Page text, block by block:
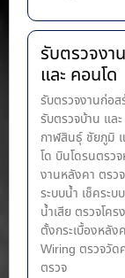
รับตรวจงา
และ คอนโด
รับตรวจงานก่อส
รับตรวจบ้าน แล
กาฬสินธุ์ ชัยภูมิ
โด บินโดรนตรว
งานหลังคา ตรว
ระบบน้ำ เช็คระ
น้ำ​เสีย ตรวจโค
ตั้งกระเบื้องหลัง
Wiring ตรวจวัด
ตรวจ